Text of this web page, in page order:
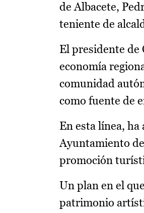
de Albacete,
teniente de
El presidente de
economía
comunidad
como fuente de
En esta línea,
Ayuntamiento
promoción
Un plan en el
patrimonio